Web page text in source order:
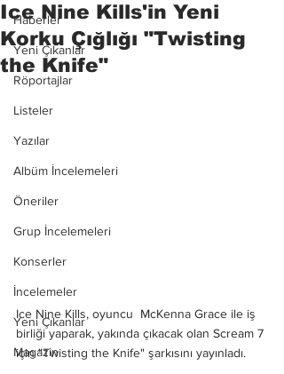
Haberler
Yeni Çıkanlar
Röportajlar
Listeler
Yazılar
Albüm İncelemeleri
Öneriler
Grup İncelemeleri
Konserler
İncelemeler
Yeni Çıkanlar
Magazin
Ice Nine Kills'in Yeni
Korku Çığlığı "Twisting
the Knife"
Ice Nine Kills, oyuncu  McKenna Grace ile iş
birliği yaparak, yakında çıkacak olan Scream 7
için "Twisting the Knife" şarkısını yayınladı.